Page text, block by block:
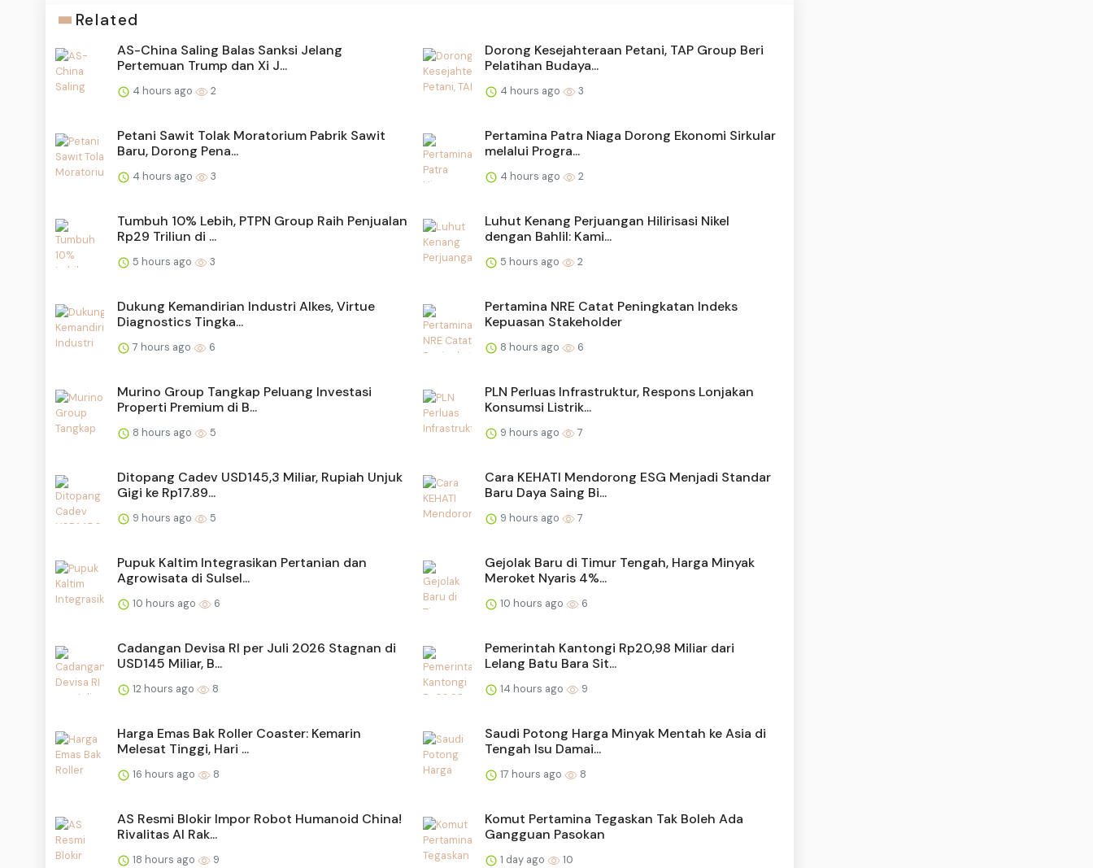
Related
AS-China Saling Balas Sanksi Jelang
Pertemuan Trump dan Xi J...
4 hours ago 2
Dorong Kesejahteraan Petani, TAP Group Beri
Pelatihan Budaya...
4 hours ago 3
Petani Sawit Tolak Moratorium Pabrik Sawit
Baru, Dorong Pena...
4 hours ago 3
Pertamina Patra Niaga Dorong Ekonomi Sirkular
melalui Progra...
4 hours ago 2
Tumbuh 10% Lebih, PTPN Group Raih Penjualan
Rp29 Triliun di ...
5 hours ago 3
Luhut Kenang Perjuangan Hilirisasi Nikel
dengan Bahlil: Kami...
5 hours ago 2
Dukung Kemandirian Industri Alkes, Virtue
Diagnostics Tingka...
7 hours ago 6
Pertamina NRE Catat Peningkatan Indeks
Kepuasan Stakeholder
8 hours ago 6
Murino Group Tangkap Peluang Investasi
Properti Premium di B...
8 hours ago 5
PLN Perluas Infrastruktur, Respons Lonjakan
Konsumsi Listrik...
9 hours ago 7
Ditopang Cadev USD145,3 Miliar, Rupiah Unjuk
Gigi ke Rp17.89...
9 hours ago 5
Cara KEHATI Mendorong ESG Menjadi Standar
Baru Daya Saing Bi...
9 hours ago 7
Pupuk Kaltim Integrasikan Pertanian dan
Agrowisata di Sulsel...
10 hours ago 6
Gejolak Baru di Timur Tengah, Harga Minyak
Meroket Nyaris 4%...
10 hours ago 6
Cadangan Devisa RI per Juli 2026 Stagnan di
USD145 Miliar, B...
12 hours ago 8
Pemerintah Kantongi Rp20,98 Miliar dari
Lelang Batu Bara Sit...
14 hours ago 9
Harga Emas Bak Roller Coaster: Kemarin
Melesat Tinggi, Hari ...
16 hours ago 8
Saudi Potong Harga Minyak Mentah ke Asia di
Tengah Isu Damai...
17 hours ago 8
AS Resmi Blokir Impor Robot Humanoid China!
Rivalitas AI Rak...
18 hours ago 9
Komut Pertamina Tegaskan Tak Boleh Ada
Gangguan Pasokan
1 day ago 10